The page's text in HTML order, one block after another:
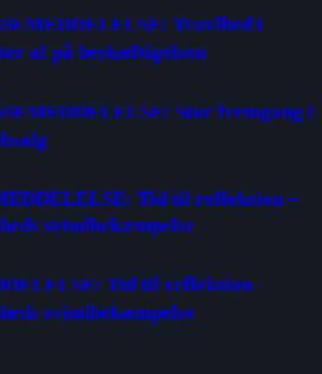
Travlhed i
af på beskæftigelsen
Stor fremgang i
Tid til refleksion –
svindbekæmpelse
Tid til refleksion –
svindbekæmpelse